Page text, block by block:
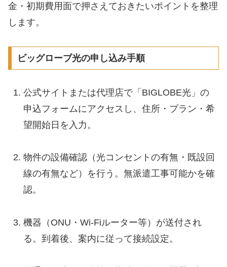
金・初期費用面で押さえておきたいポイントを整理
します。
ビッグローブ光の申し込み手順
公式サイトまたは代理店で「BIGLOBE光」の
申込フォームにアクセスし、住所・プラン・希
望開始日を入力。
物件の設備確認（光コンセントの有無・既設回
線の有無など）を行う。無派遣工事可能かを確
認。
機器（ONU・Wi-Fiルーター等）が送付され
る。到着後、案内に従って接続設定。